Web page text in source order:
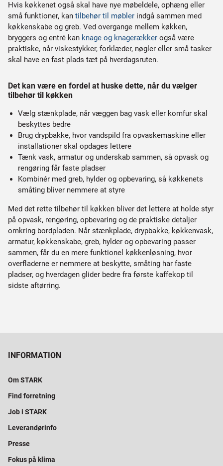
Hvis køkkenet også skal have nye møbeldele, ophæng eller
små funktioner, kan tilbehør til møbler indgå sammen med
køkkenskabe og greb. Ved overgange mellem køkken,
bryggers og entré kan knage og knagerækker også være
praktiske, når viskestykker, forklæder, nøgler eller små tasker
skal have en fast plads tæt på hverdagsruten.
Det kan være en fordel at huske dette, når du vælger
tilbehør til køkken
Vælg stænkplade, når væggen bag vask eller komfur skal
beskyttes bedre
Brug drypbakke, hvor vandspild fra opvaskemaskine eller
installationer skal opdages lettere
Tænk vask, armatur og underskab sammen, så opvask og
rengøring får faste pladser
Kombinér med greb, hylder og opbevaring, så køkkenets
småting bliver nemmere at styre
Med det rette tilbehør til køkken bliver det lettere at holde styr
på opvask, rengøring, opbevaring og de praktiske detaljer
omkring bordpladen. Når stænkplade, drypbakke, køkkenvask,
armatur, køkkenskabe, greb, hylder og opbevaring passer
sammen, får du en mere funktionel køkkenløsning, hvor
overfladerne er nemmere at beskytte, småting har faste
pladser, og hverdagen glider bedre fra første kaffekop til
sidste aftørring.
INFORMATION
Om STARK
Find forretning
Job i STARK
Leverandørinfo
Presse
Fokus på klima